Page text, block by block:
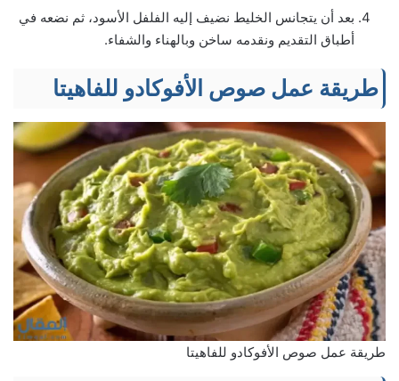
بعد أن يتجانس الخليط نضيف إليه الفلفل الأسود، ثم نضعه في
أطباق التقديم ونقدمه ساخن وبالهناء والشفاء.
طريقة عمل صوص الأفوكادو للفاهيتا
طريقة عمل صوص الأفوكادو للفاهيتا